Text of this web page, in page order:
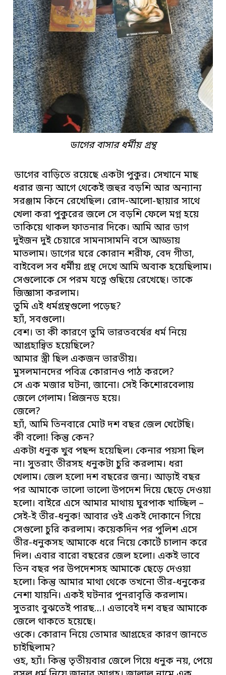
ডাগের বাসার ধর্মীয় গ্রন্থ
ডাগের বাড়িতে রয়েছে একটা পুকুর। সেখানে মাছ
ধরার জন্য আগে থেকেই জহুর বড়শি আর অন্যান্য
সরঞ্জাম কিনে রেখেছিল। রোদ-আলো-ছায়ার সাথে
খেলা করা পুকুরের জলে সে বড়শি ফেলে মগ্ন হয়ে
তাকিয়ে থাকল ফাতনার দিকে। আমি আর ডাগ
দুইজন দুই চেয়ারে সামনাসামনি বসে আড্ডায়
মাতলাম। ডাগের ঘরে কোরান শরীফ, বেদ গীতা,
বাইবেল সব ধর্মীয় গ্রন্থ দেখে আমি অবাক হয়েছিলাম।
সেগুলোকে সে পরম যত্নে গুছিয়ে রেখেছে। তাকে
জিজ্ঞাসা করলাম।
তুমি এই ধর্মগ্রন্থগুলো পড়েছ?
হ্যাঁ, সবগুলো।
বেশ। তা কী কারণে তুমি ভারতবর্ষের ধর্ম নিয়ে
আগ্রহান্বিত হয়েছিলে?
আমার স্ত্রী ছিল একজন ভারতীয়।
মুসলমানদের পবিত্র কোরানও পাঠ করলে?
সে এক মজার ঘটনা, জানো। সেই কিশোরবেলায়
জেলে গেলাম। প্রিজনড হয়ে।
জেলে?
হ্যাঁ, আমি তিনবারে মোট দশ বছর জেল খেটেছি।
কী বলো! কিন্তু কেন?
একটা ধনুক খুব পছন্দ হয়েছিল। কেনার পয়সা ছিল
না। সুতরাং তীরসহ ধনুকটা চুরি করলাম। ধরা
খেলাম। জেল হলো দশ বছরের জন্য। আড়াই বছর
পর আমাকে ভালো ভালো উপদেশ দিয়ে ছেড়ে দেওয়া
হলো। বাইরে এসে আমার মাথায় ঘুরপাক খাচ্ছিল –
সেই-ই তীর-ধনুক! আবার ওই একই দোকানে গিয়ে
সেগুলো চুরি করলাম। কয়েকদিন পর পুলিশ এসে
তীর-ধনুকসহ আমাকে ধরে নিয়ে কোর্টে চালান করে
দিল। এবার বারো বছরের জেল হলো। একই ভাবে
তিন বছর পর উপদেশসহ আমাকে ছেড়ে দেওয়া
হলো। কিন্তু আমার মাথা থেকে তখনো তীর-ধনুকের
নেশা যায়নি। একই ঘটনার পুনরাবৃত্তি করলাম।
সুতরাং বুঝতেই পারছ…। এভাবেই দশ বছর আমাকে
জেলে থাকতে হয়েছে।
ওকে। কোরান নিয়ে তোমার আগ্রহের কারণ জানতে
চাইছিলাম?
ওহ, হ্যাঁ। কিন্তু তৃতীয়বার জেলে গিয়ে ধনুক নয়, পেয়ে